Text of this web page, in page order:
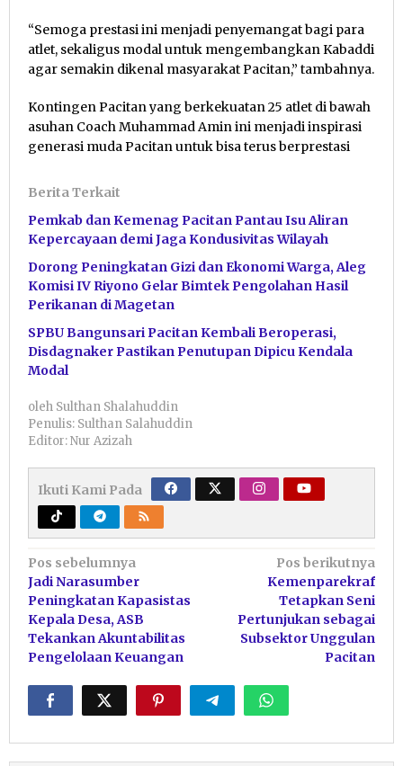
“Semoga prestasi ini menjadi penyemangat bagi para
atlet, sekaligus modal untuk mengembangkan Kabaddi
agar semakin dikenal masyarakat Pacitan,” tambahnya.
Kontingen Pacitan yang berkekuatan 25 atlet di bawah
asuhan Coach Muhammad Amin ini menjadi inspirasi
generasi muda Pacitan untuk bisa terus berprestasi
Berita Terkait
Pemkab dan Kemenag Pacitan Pantau Isu Aliran
Kepercayaan demi Jaga Kondusivitas Wilayah
Dorong Peningkatan Gizi dan Ekonomi Warga, Aleg
Komisi IV Riyono Gelar Bimtek Pengolahan Hasil
Perikanan di Magetan
SPBU Bangunsari Pacitan Kembali Beroperasi,
Disdagnaker Pastikan Penutupan Dipicu Kendala
Modal
oleh Sulthan Shalahuddin
Penulis: Sulthan Salahuddin
Editor: Nur Azizah
Ikuti Kami Pada
Navigasi
pos
Pos sebelumnya
Jadi Narasumber
Peningkatan Kapasistas
Kepala Desa, ASB
Tekankan Akuntabilitas
Pengelolaan Keuangan
Pos berikutnya
Kemenparekraf
Tetapkan Seni
Pertunjukan sebagai
Subsektor Unggulan
Pacitan